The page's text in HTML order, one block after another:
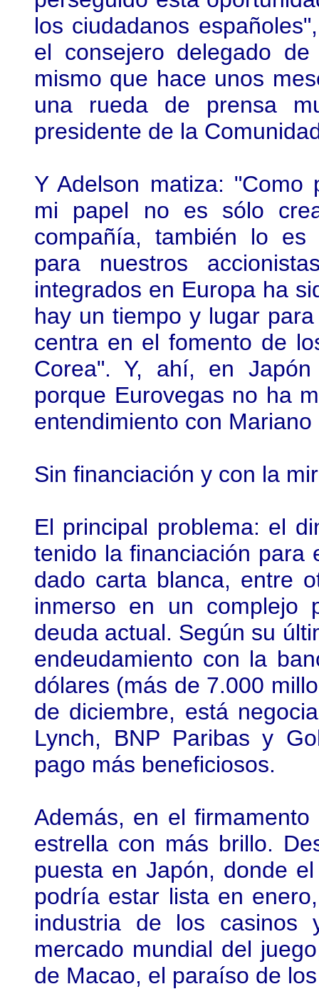
los ciudadanos
el consejero delegado
mismo que hace unos
una rueda de prensa
presidente de la
Y Adelson matiza: "Como
mi papel no es sólo
compañía, también lo es
para nuestros
integrados en Europa ha
hay un tiempo y lugar
centra en el fomento de
Corea". Y, ahí, en
porque Eurovegas no ha
entendimiento con
Sin financiación y con la
El principal problema: el
tenido la financiación para
dado carta blanca, entre
inmerso en un complejo
deuda actual. Según su
endeudamiento con la
dólares (más de 7.000
de diciembre, está
Lynch, BNP Paribas y
pago más beneficiosos.
Además, en el
estrella con más brillo.
puesta en Japón, donde
podría estar lista en
industria de los casinos
mercado mundial del
de Macao, el paraíso de